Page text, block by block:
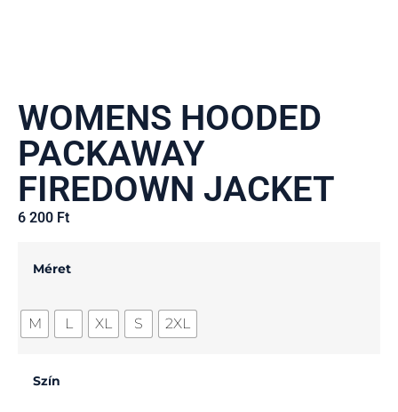
WOMENS HOODED
PACKAWAY
FIREDOWN JACKET
6 200 Ft
Méret
M L XL S 2XL
Szín